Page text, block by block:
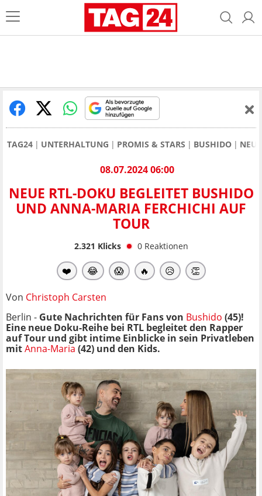
TAG24 UNTERHALTUNG PROMIS & STARS BUSHIDO
08.07.2024 06:00
NEUE RTL-DOKU BEGLEITET BUSHIDO
UND ANNA-MARIA FERCHICHI AUF
TOUR
2.321 Klicks 0 Reaktionen
❤️ 😂 😱 🔥 😥 👏
Von Christoph Carsten
Berlin - Gute Nachrichten für Fans von Bushido (45)!
Eine neue Doku-Reihe bei RTL begleitet den Rapper
auf Tour und gibt intime Einblicke in sein Privatleben
mitAnna-Maria (42) und den Kids.